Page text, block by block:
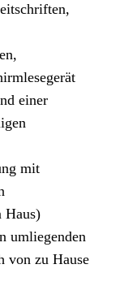
einer
mit
Haus)
umliegenden
von zu Hause